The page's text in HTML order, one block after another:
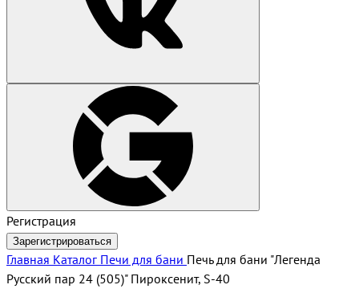
Регистрация
Зарегистрироваться
Главная Каталог Печи для бани Печь для бани "Легенда
Русский пар 24 (505)" Пироксенит, S-40